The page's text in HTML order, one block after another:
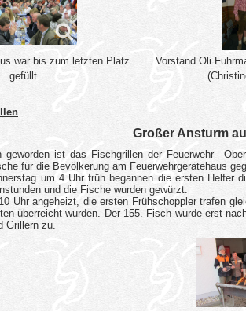
war bis zum letzten Platz
gefüllt.
Vorstand Oli
Großer Ansturm
geworden ist das Fischgrillen der Feuerwehr
für die Bevölkerung am Feuerwehrgerätehaus
um 4 Uhr früh begannen die ersten Helfer
und die Fische wurden gewürzt.
Uhr angeheizt, die ersten Frühschoppler trafen
überreicht wurden. Der 155. Fisch wurde erst
Grillern zu.